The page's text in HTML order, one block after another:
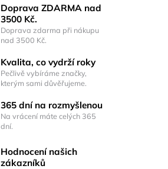
Doprava ZDARMA nad
3500 Kč.
Doprava zdarma při nákupu
nad 3500 Kč.
Kvalita, co vydrží roky
Pečlivě vybíráme značky,
kterým sami důvěřujeme.
365 dní na rozmyšlenou
Na vrácení máte celých 365
dní.
Hodnocení našich
zákazníků